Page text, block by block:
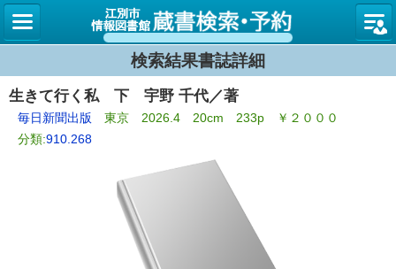
図書館
検索結果書誌詳細
生きて行く私 下 宇野 千代／著
毎日新聞出版 東京 2026.4 20cm 233p ￥２０００
分類:910.268